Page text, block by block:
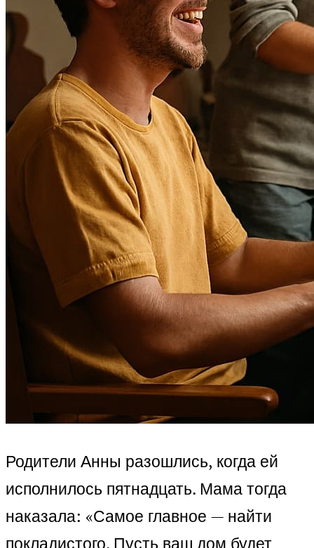
Родители Анны разошлись, когда ей
исполнилось пятнадцать. Мама тогда
наказала: «Самое главное — найти
покладистого. Пусть ваш дом будет